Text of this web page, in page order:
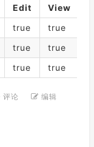
Edit View
true true
true true
true true
评论 编辑